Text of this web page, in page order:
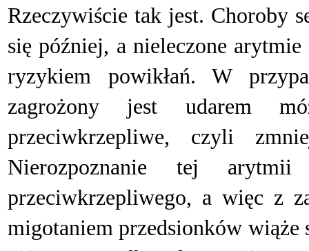
Rzeczywiście tak jest. Choroby
się później, a nieleczone
ryzykiem powikłań. W
zagrożony jest udarem
przeciwkrzepliwe, czyli
Nierozpoznanie tej
przeciwkrzepliwego, a więc z
migotaniem przedsionków